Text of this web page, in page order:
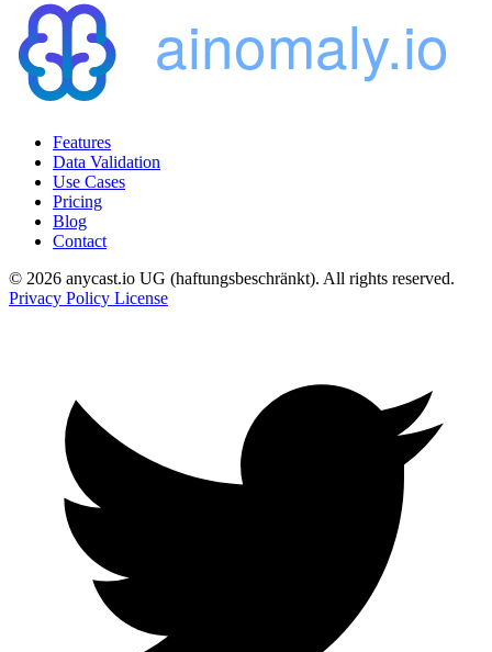
Features
Data Validation
Use Cases
Pricing
Blog
Contact
© 2026 anycast.io UG (haftungsbeschränkt). All rights reserved.
Privacy Policy License